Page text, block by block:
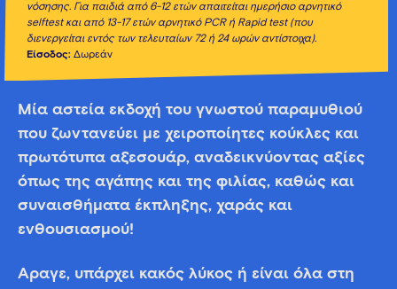
νόσησης. Για παιδιά από 6-12 ετών απαιτείται ημερήσιο αρνητικό
selftestκαι από 13-17 ετών αρνητικό PCRή Rapidtest(που
διενεργείται εντός των τελευταίων 72 ή 24 ωρών αντίστοιχα).
Είσοδος: Δωρεάν
Μία αστεία εκδοχή του γνωστού παραμυθιού
που ζωντανεύει με χειροποίητες κούκλες και
πρωτότυπα αξεσουάρ, αναδεικνύοντας αξίες
όπως της αγάπης και της φιλίας, καθώς και
συναισθήματα έκπληξης, χαράς και
ενθουσιασμού!
Άραγε, υπάρχει κακός λύκος ή είναι όλα στη